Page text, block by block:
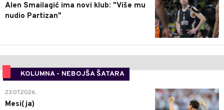
Alen Smailagić ima novi klub: "Više mu
nudio Partizan"
KOLUMNA - NEBOJŠA ŠATARA
0
23.07.2026.
Mesi(ja)